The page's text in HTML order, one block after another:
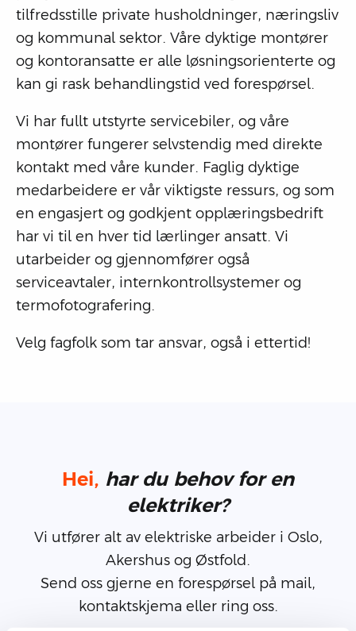
tilfredsstille private husholdninger, næringsliv
og kommunal sektor. Våre dyktige montører
og kontoransatte er alle løsningsorienterte og
kan gi rask behandlingstid ved forespørsel.
Vi har fullt utstyrte servicebiler, og våre
montører fungerer selvstendig med direkte
kontakt med våre kunder. Faglig dyktige
medarbeidere er vår viktigste ressurs, og som
en engasjert og godkjent opplæringsbedrift
har vi til en hver tid lærlinger ansatt. Vi
utarbeider og gjennomfører også
serviceavtaler, internkontrollsystemer og
termofotografering.
Velg fagfolk som tar ansvar, også i ettertid!
Hei, har du behov for en
elektriker?
Vi utfører alt av elektriske arbeider i Oslo,
Akershus og Østfold.
Send oss gjerne en forespørsel på mail,
kontaktskjema eller ring oss.